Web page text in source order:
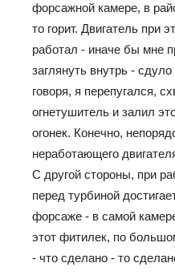
форсажной камере, в
то горит. Двигатель при
работал - иначе бы мне
заглянуть внутрь -
говоря, я перепугался,
огнетушитель и залил
огонек. Конечно,
неработающего
С другой стороны, при
перед турбиной
форсаже - в самой
этот фитилек, по
- что сделано - то